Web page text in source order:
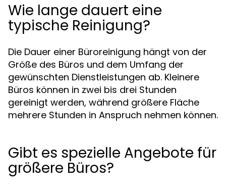
Wie lange dauert eine
typische Reinigung?
Die Dauer einer Büroreinigung hängt von der
Größe des Büros und dem Umfang der
gewünschten Dienstleistungen ab. Kleinere
Büros können in zwei bis drei Stunden
gereinigt werden, während größere Fläche
mehrere Stunden in Anspruch nehmen können.
Gibt es spezielle Angebote für
größere Büros?